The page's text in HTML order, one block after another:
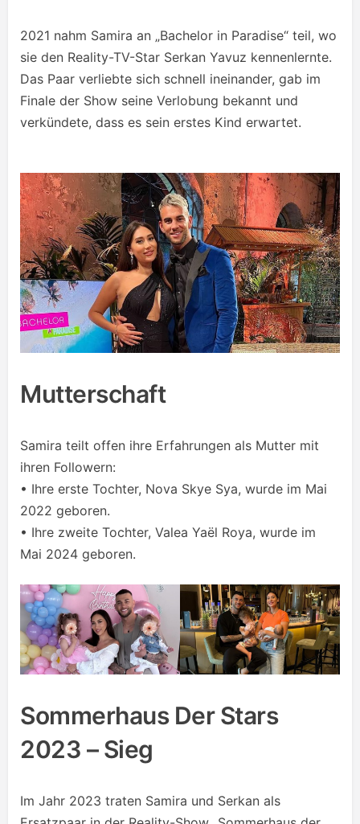
2021 nahm Samira an „Bachelor in Paradise“ teil, wo
sie den Reality-TV-Star Serkan Yavuz kennenlernte.
Das Paar verliebte sich schnell ineinander, gab im
Finale der Show seine Verlobung bekannt und
verkündete, dass es sein erstes Kind erwartet.
Mutterschaft
Samira teilt offen ihre Erfahrungen als Mutter mit
ihren Followern:
• Ihre erste Tochter, Nova Skye Sya, wurde im Mai
2022 geboren.
• Ihre zweite Tochter, Valea Yaël Roya, wurde im
Mai 2024 geboren.
Sommerhaus Der Stars
2023 – Sieg
Im Jahr 2023 traten Samira und Serkan als